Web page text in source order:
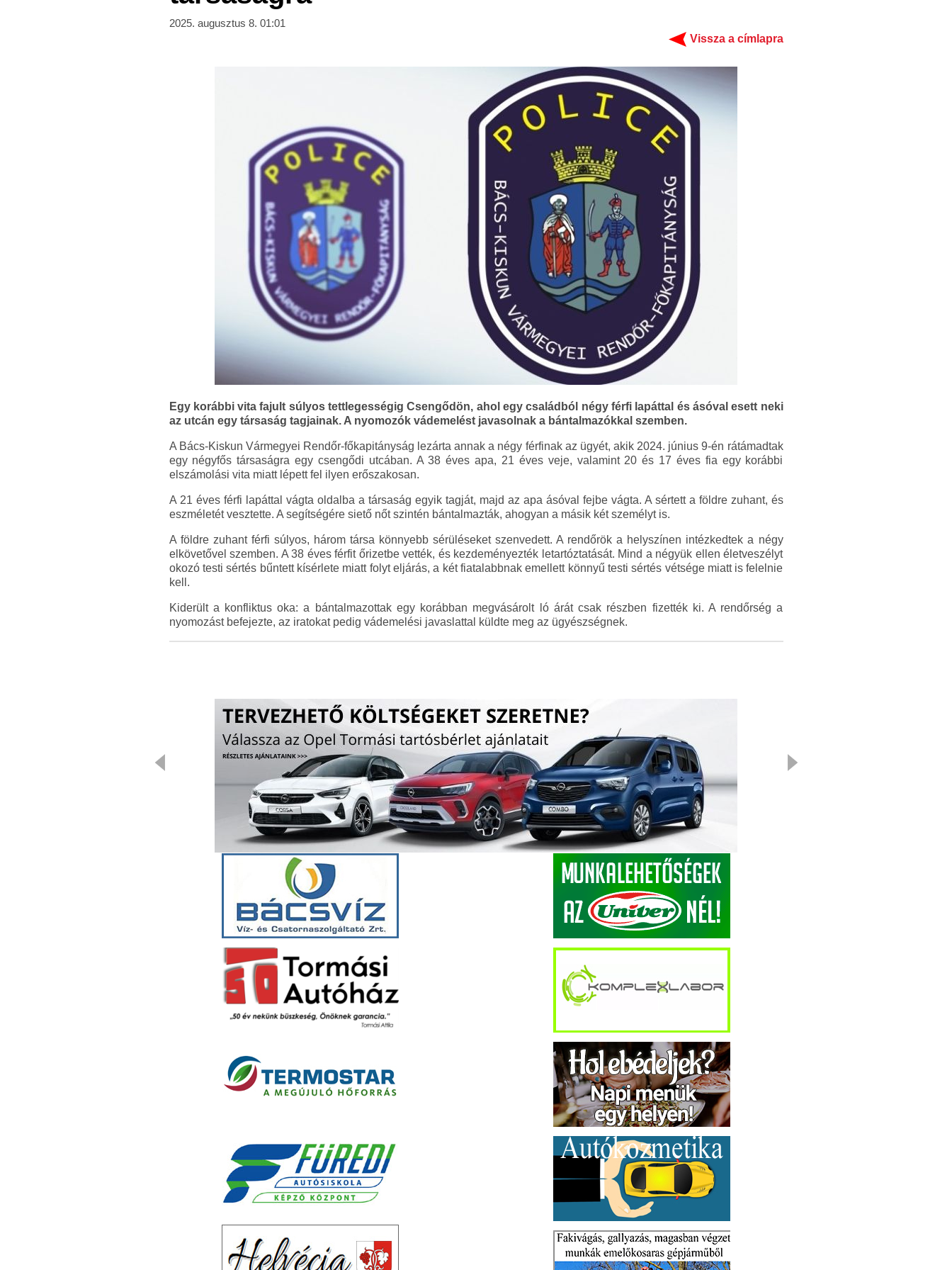
2025. augusztus 8. 01:01
Vissza a címlapra
Egy korábbi vita fajult súlyos tettlegességig Csengődön, ahol egy családból négy férfi lapáttal és ásóval esett neki
az utcán egy társaság tagjainak. A nyomozók vádemelést javasolnak a bántalmazókkal szemben.
A Bács-Kiskun Vármegyei Rendőr-főkapitányság lezárta annak a négy férfinak az ügyét, akik 2024. június 9-én rátámadtak
egy négyfős társaságra egy csengődi utcában. A 38 éves apa, 21 éves veje, valamint 20 és 17 éves fia egy korábbi
elszámolási vita miatt lépett fel ilyen erőszakosan.
A 21 éves férfi lapáttal vágta oldalba a társaság egyik tagját, majd az apa ásóval fejbe vágta. A sértett a földre zuhant, és
eszméletét vesztette. A segítségére siető nőt szintén bántalmazták, ahogyan a másik két személyt is.
A földre zuhant férfi súlyos, három társa könnyebb sérüléseket szenvedett. A rendőrök a helyszínen intézkedtek a négy
elkövetővel szemben. A 38 éves férfit őrizetbe vették, és kezdeményezték letartóztatását. Mind a négyük ellen életveszélyt
okozó testi sértés bűntett kísérlete miatt folyt eljárás, a két fiatalabbnak emellett könnyű testi sértés vétsége miatt is felelnie
kell.
Kiderült a konfliktus oka: a bántalmazottak egy korábban megvásárolt ló árát csak részben fizették ki. A rendőrség a
nyomozást befejezte, az iratokat pedig vádemelési javaslattal küldte meg az ügyészségnek.